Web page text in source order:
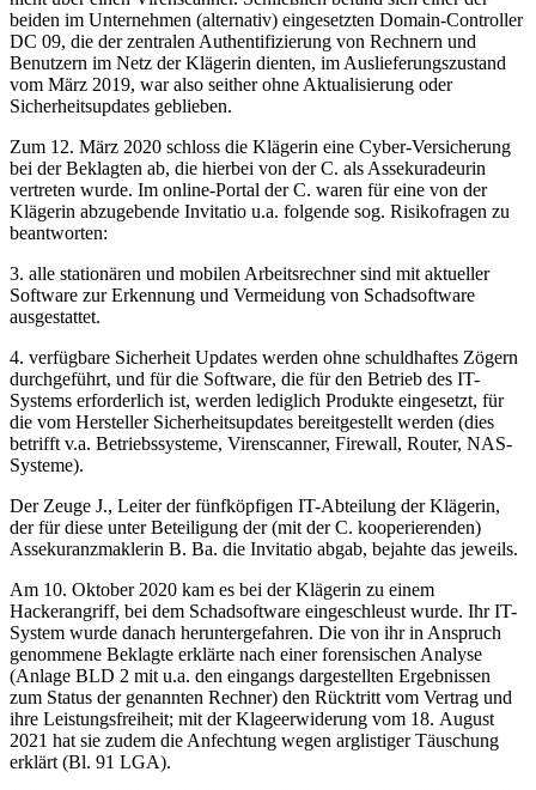
beiden im Unternehmen (alternativ) eingesetzten Domain-Controller
DC 09, die der zentralen Authentifizierung von Rechnern und
Benutzern im Netz der Klägerin dienten, im Auslieferungszustand
vom März 2019, war also seither ohne Aktualisierung oder
Sicherheitsupdates geblieben.
Zum 12. März 2020 schloss die Klägerin eine Cyber-Versicherung
bei der Beklagten ab, die hierbei von der C. als Assekuradeurin
vertreten wurde. Im online-Portal der C. waren für eine von der
Klägerin abzugebende Invitatio u.a. folgende sog. Risikofragen zu
beantworten:
3. alle stationären und mobilen Arbeitsrechner sind mit aktueller
Software zur Erkennung und Vermeidung von Schadsoftware
ausgestattet.
4. verfügbare Sicherheit Updates werden ohne schuldhaftes Zögern
durchgeführt, und für die Software, die für den Betrieb des IT-
Systems erforderlich ist, werden lediglich Produkte eingesetzt, für
die vom Hersteller Sicherheitsupdates bereitgestellt werden (dies
betrifft v.a. Betriebssysteme, Virenscanner, Firewall, Router, NAS-
Systeme).
Der Zeuge J., Leiter der fünfköpfigen IT-Abteilung der Klägerin,
der für diese unter Beteiligung der (mit der C. kooperierenden)
Assekuranzmaklerin B. Ba. die Invitatio abgab, bejahte das jeweils.
Am 10. Oktober 2020 kam es bei der Klägerin zu einem
Hackerangriff, bei dem Schadsoftware eingeschleust wurde. Ihr IT-
System wurde danach heruntergefahren. Die von ihr in Anspruch
genommene Beklagte erklärte nach einer forensischen Analyse
(Anlage BLD 2 mit u.a. den eingangs dargestellten Ergebnissen
zum Status der genannten Rechner) den Rücktritt vom Vertrag und
ihre Leistungsfreiheit; mit der Klageerwiderung vom 18. August
2021 hat sie zudem die Anfechtung wegen arglistiger Täuschung
erklärt (Bl. 91 LGA).